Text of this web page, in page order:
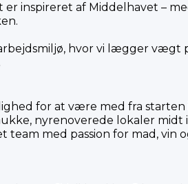
er inspireret af Middelhavet –
hvor vi lægger vægt
for at være med fra starten
nyrenoverede lokaler midt
team med passion for mad, vin